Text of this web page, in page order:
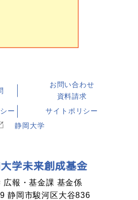
お問い合わせ
資料請求
ー
サイトポリシー
静岡大学
広報・基金課 基金係
静岡市駿河区大谷836